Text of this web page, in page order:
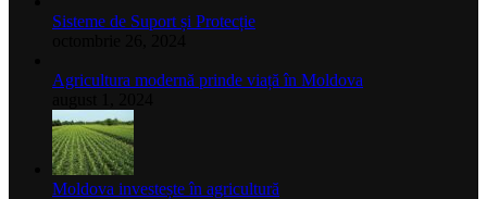
Sisteme de Suport și Protecție
Agricultura modernă prinde viață în Moldova
Moldova investește în agricultură